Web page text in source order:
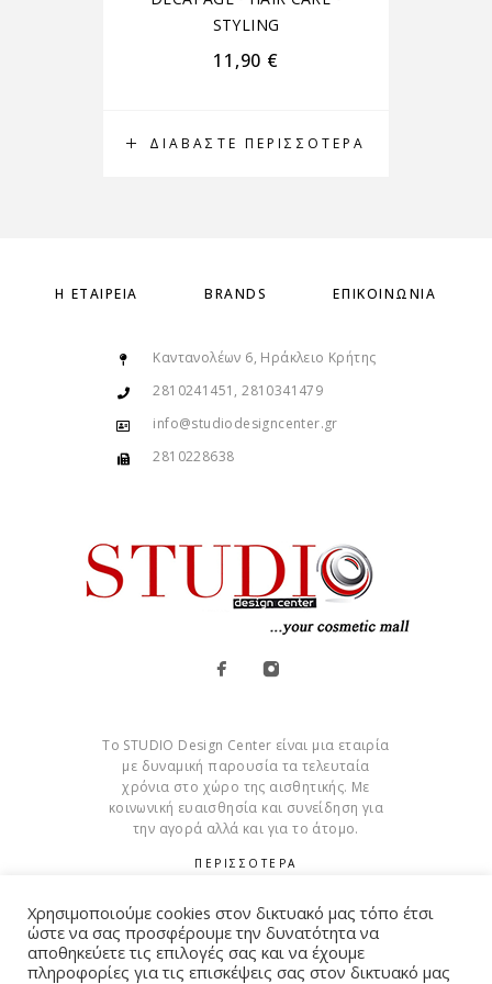
ΔΙΑΒΆΣΤΕ ΠΕΡΙΣΣΌΤΕΡΑ
STYLING
11,90 €
Η ΕΤΑΙΡΕΊΑ BRANDS ΕΠΙΚΟΙΝΩΝΊΑ
Καντανολέων 6, Ηράκλειο Κρήτης
2810241451, 2810341479
info@studiodesigncenter.gr
2810228638
Το STUDIO Design Center είναι μια εταιρία
με δυναμική παρουσία τα τελευταία
χρόνια στο χώρο της αισθητικής. Με
κοινωνική ευαισθησία και συνείδηση για
την αγορά αλλά και για το άτομο.
ΠΕΡΙΣΣΟΤΕΡΑ
Cookies
Χρησιμοποιούμε cookies στον δικτυακό μας τόπο έτσι
ώστε να σας προσφέρουμε την δυνατότητα να
αποθηκεύετε τις επιλογές σας και να έχουμε
πληροφορίες για τις επισκέψεις σας στον δικτυακό μας